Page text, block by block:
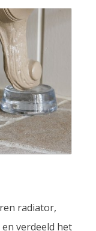
radiator,
en verdeeld het